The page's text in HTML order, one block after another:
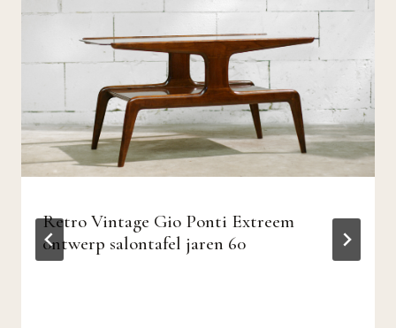
Retro Vintage Gio Ponti Extreem
ontwerp salontafel jaren 60